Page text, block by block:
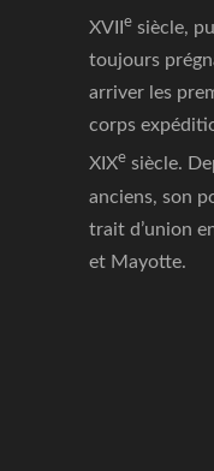
XVII e siècle,
toujours
arriver les
corps
XIXe siècle.
anciens, son
trait d’union
et Mayotte.